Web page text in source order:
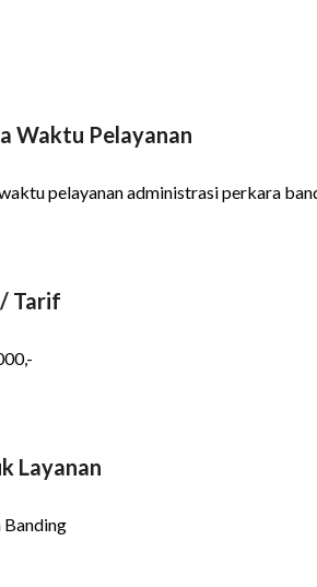
Waktu Pelayanan
pelayanan administrasi perkara
Tarif
Layanan
Banding